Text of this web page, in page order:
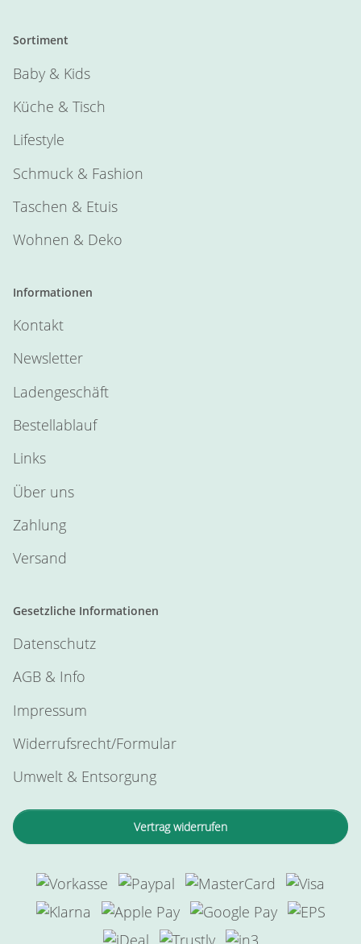
Sortiment
Baby & Kids
Küche & Tisch
Lifestyle
Schmuck & Fashion
Taschen & Etuis
Wohnen & Deko
Informationen
Kontakt
Newsletter
Ladengeschäft
Bestellablauf
Links
Über uns
Zahlung
Versand
Gesetzliche Informationen
Datenschutz
AGB & Info
Impressum
Widerrufsrecht/Formular
Umwelt & Entsorgung
Vertrag widerrufen